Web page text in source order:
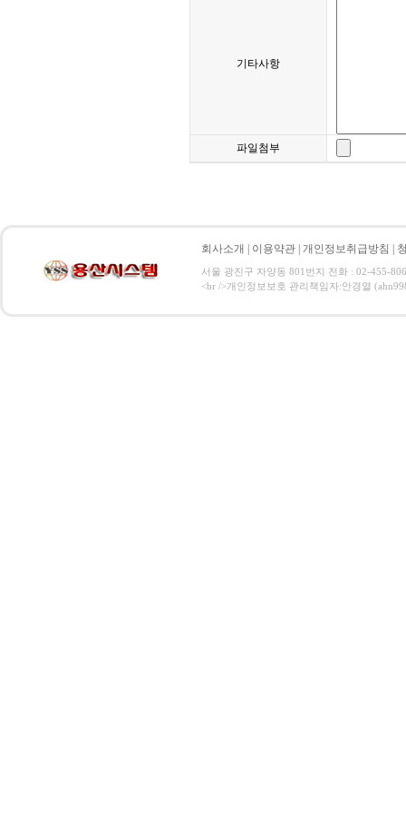
기타사항
파일첨부
회사소개 이용약관 개인정보취급방침
서울 광진구 자양동 801번지 전화 : 02-455-
<br />개인정보보호 관리책임자:안경열